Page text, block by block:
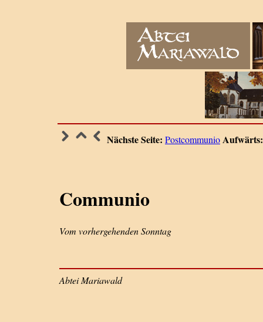
Nächste Seite: PostcommunioAufwärts:
Communio
Vom vorhergehenden Sonntag
Abtei Mariawald